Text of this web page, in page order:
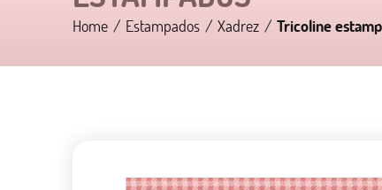
Home Estampados Xadrez Tricoline